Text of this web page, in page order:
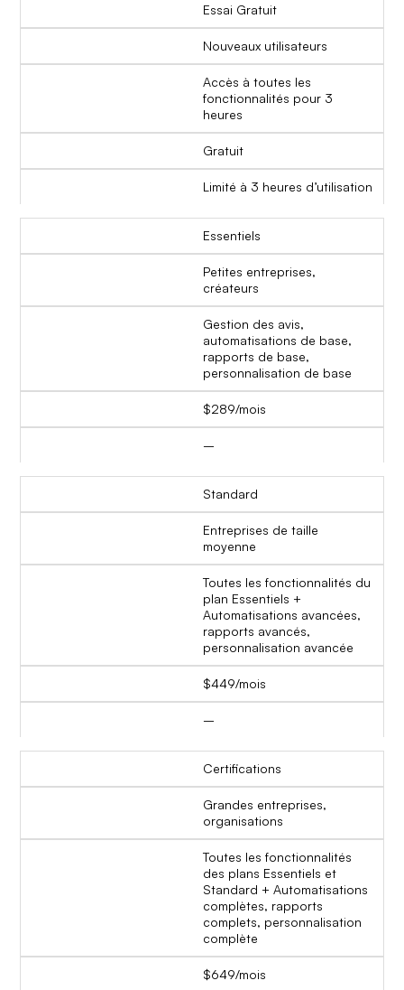
Essai Gratuit
Nouveaux utilisateurs
Accès à toutes les
fonctionnalités pour 3
heures
Gratuit
Limité à 3 heures d’utilisation
Essentiels
Petites entreprises,
créateurs
Gestion des avis,
automatisations de base,
rapports de base,
personnalisation de base
$289/mois
–
Standard
Entreprises de taille
moyenne
Toutes les fonctionnalités du
plan Essentiels +
Automatisations avancées,
rapports avancés,
personnalisation avancée
$449/mois
–
Certifications
Grandes entreprises,
organisations
Toutes les fonctionnalités
des plans Essentiels et
Standard + Automatisations
complètes, rapports
complets, personnalisation
complète
$649/mois